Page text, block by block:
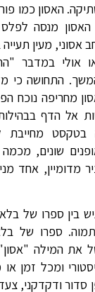
האסון כמו
מנסה
אסוני, מעין
אולי במדבר
התחושה כי
מחריפה נוכח
אל הדף
בטקסט מחייבת
שונים, מכמה
מדומיין, אחד
בין ספרו של
ספרו של
את המילה
ומכל זמן
סדור ודקדקני,